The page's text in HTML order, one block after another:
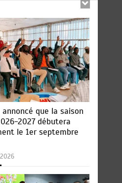
: le FC Puma
par une
annoncé que la saison
2027 débutera
le 1er septembre